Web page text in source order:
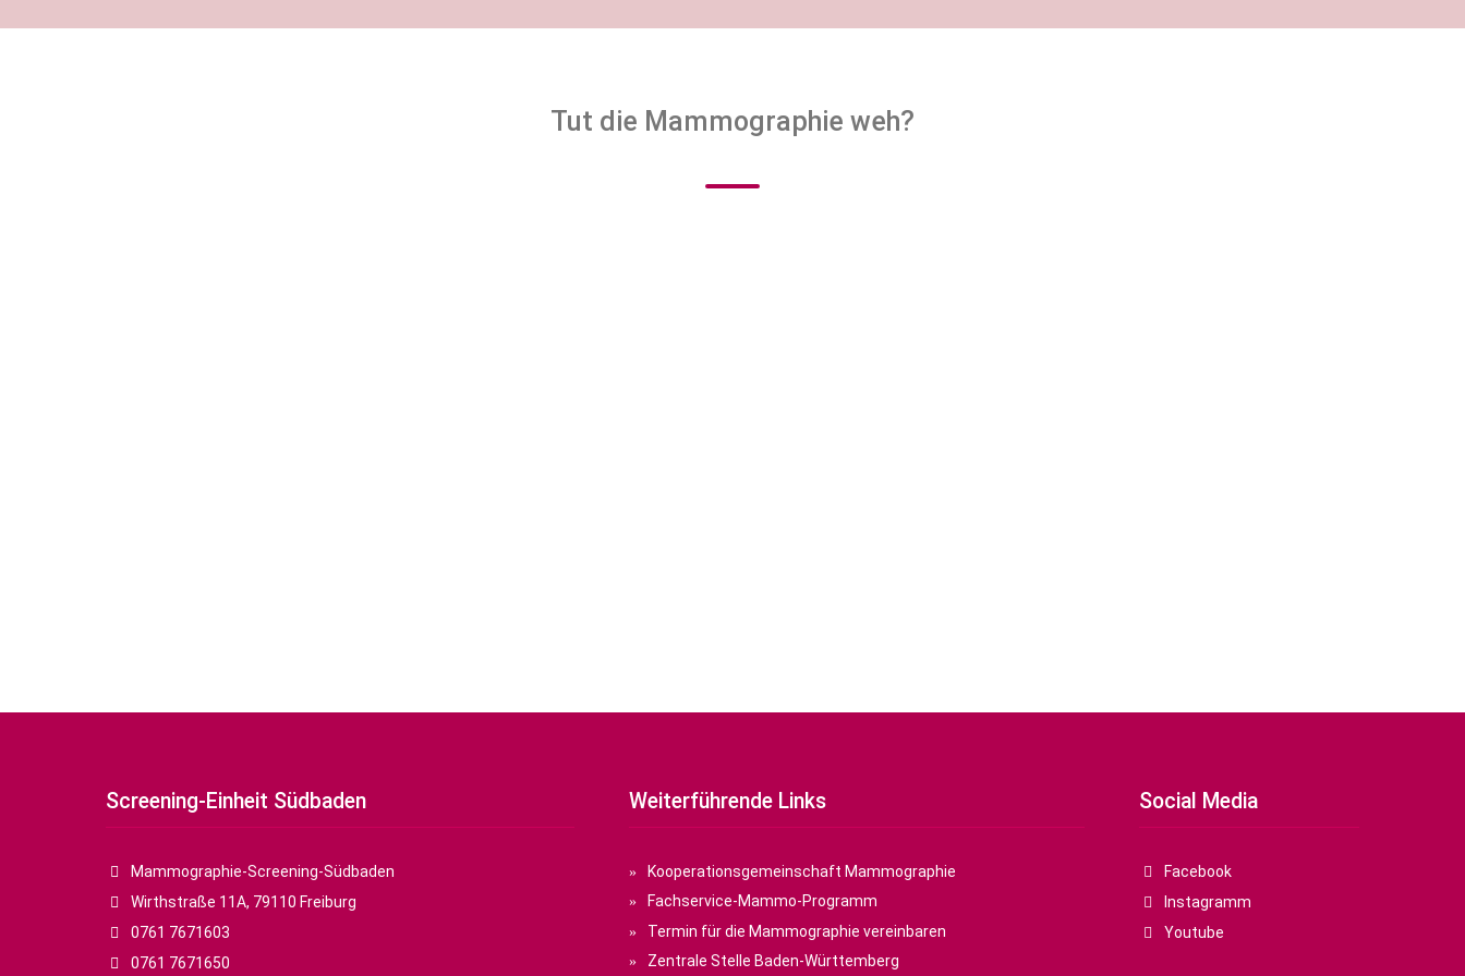
Ihrem Frauenarzt in Verbindung, um die Auffälligkeiten abklären zu lassen. Auch wenn Sie eine hohe familiäre Belastung haben, sollten Sie sich mit
Tut die Mammographie weh?
Screening-Einheit Südbaden
Mammographie-Screening-Südbaden
Wirthstraße 11A, 79110 Freiburg
0761 7671603
0761 7671650
Weiterführende Links
Kooperationsgemeinschaft Mammographie
Fachservice-Mammo-Programm
Termin für die Mammographie vereinbaren
Zentrale Stelle Baden-Württemberg
Social Media
Facebook
Instagramm
Youtube